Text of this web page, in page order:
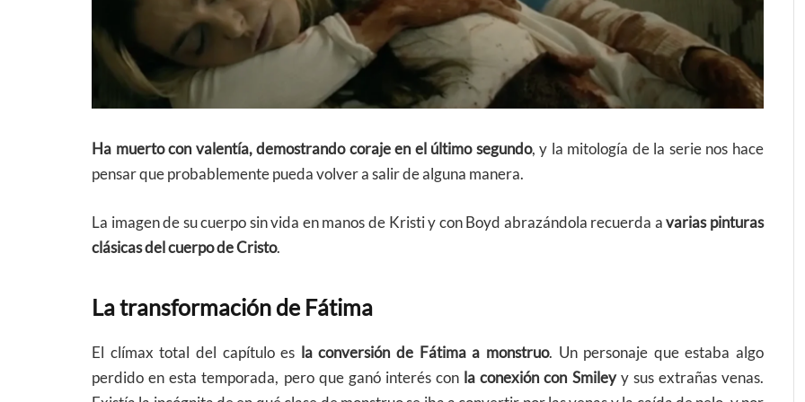
Ha muerto con valentía, demostrando coraje en el último segundo, y la mitología de la serie nos hace
pensar que probablemente pueda volver a salir de alguna manera.
La imagen de su cuerpo sin vida en manos de Kristi y con Boyd abrazándola recuerda avarias pinturas
clásicas del cuerpo de Cristo.
La transformación de Fátima
El clímax total del capítulo es la conversión de Fátima a monstruo. Un personaje que estaba algo
perdido en esta temporada, pero que ganó interés con la conexión con Smileyy sus extrañas venas.